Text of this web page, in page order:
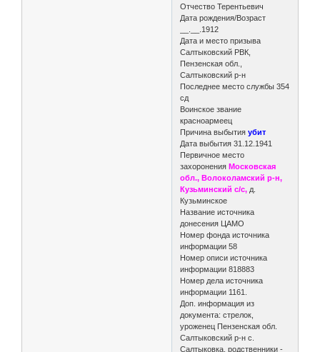
Отчество Терентьевич
Дата рождения/Возраст
__.__.1912
Дата и место призыва
Салтыковский РВК,
Пензенская обл.,
Салтыковский р-н
Последнее место службы 354
сд
Воинское звание
красноармеец
Причина выбытияубит
Дата выбытия 31.12.1941
Первичное место
захоронения Московская
обл., Волоколамский р-н,
Кузьминский с/с, д.
Кузьминское
Название источника
донесения ЦАМО
Номер фонда источника
информации 58
Номер описи источника
информации 818883
Номер дела источника
информации 1161.
Доп. информация из
документа: стрелок,
уроженец Пензенская обл.
Салтыковский р-н с.
Салтыковка, родственники -